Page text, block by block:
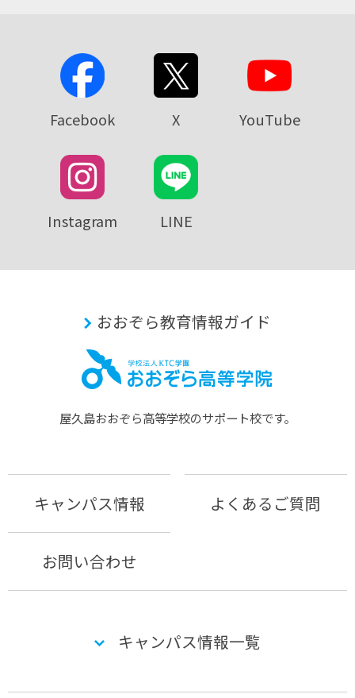
Facebook X YouTube
Instagram LINE
おおぞら教育情報ガイド
屋久島おおぞら⾼等学校のサポート校です。
キャンパス情報 よくあるご質問
お問い合わせ
キャンパス情報一覧